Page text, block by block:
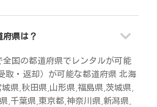
府県は？
国の都道府県でレンタルが可能
取・返却）が可能な都道府県 北海
県,秋田県,山形県,福島県,茨城県,
,千葉県,東京都,神奈川県,新潟県,